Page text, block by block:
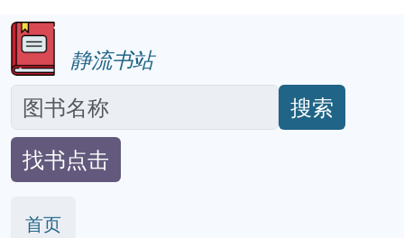
静流书站
搜索
找书点击
首页